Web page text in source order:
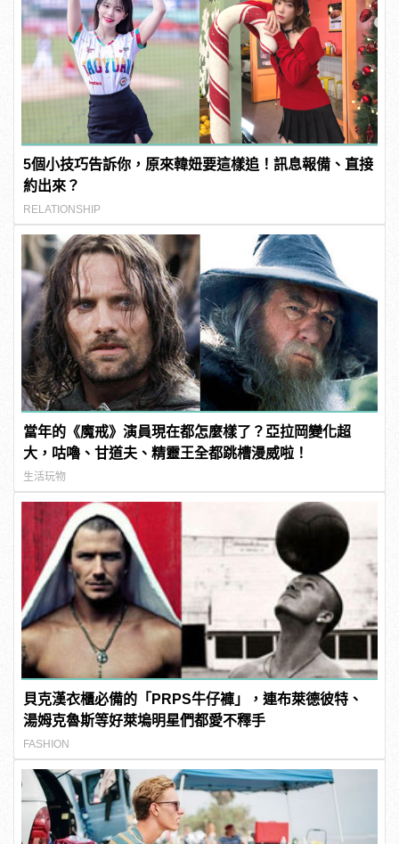
5個小技巧告訴你，原來韓妞要這樣追！訊息報備、直接
約出來？
RELATIONSHIP
當年的《魔戒》演員現在都怎麼樣了？亞拉岡變化超
大，咕嚕、甘道夫、精靈王全都跳槽漫威啦！
生活玩物
貝克漢衣櫃必備的「PRPS牛仔褲」，連布萊德彼特、
湯姆克魯斯等好萊塢明星們都愛不釋手
FASHION